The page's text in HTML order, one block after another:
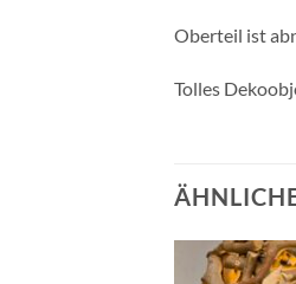
Oberteil ist
Tolles